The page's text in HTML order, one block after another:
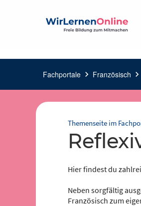
Fachportale chevron_right Französisch chevron_right
Themenseite im
Hier findest du
Neben sorgfältig
Französisch zum